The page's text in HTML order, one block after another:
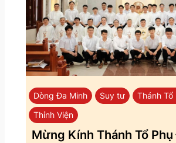
Dòng Đa Minh Suy tư
Thánh Tổ
Thỉnh Viện
Mừng Kính Thánh Tổ